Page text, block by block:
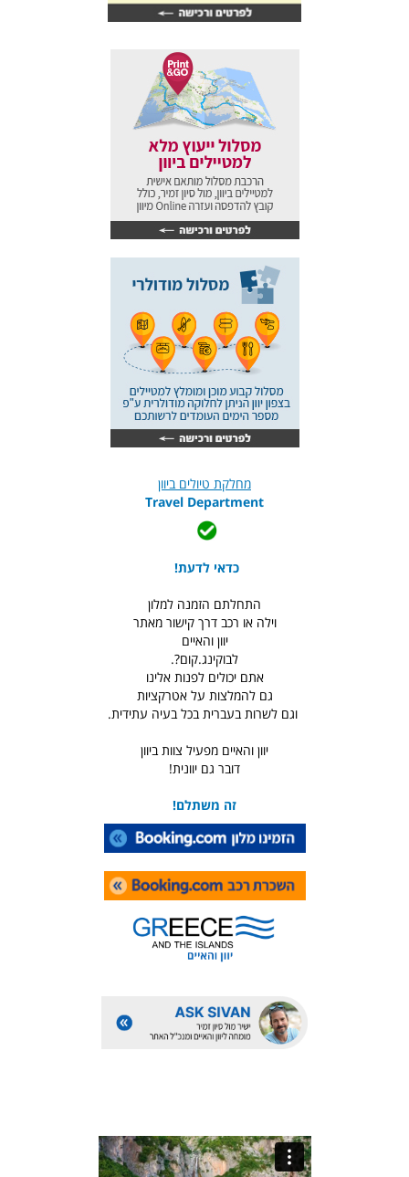
מחלקת טיולים ביוון
Travel Department
כדאי לדעת!
התחלתם הזמנה למלון
וילה או רכב דרך קישור מאתר
יוון והאיים
לבוקינג.קום?.
אתם יכולים לפנות אלינו
גם להמלצות על אטרקציות
וגם לשרות בעברית בכל בעיה עתידית.
יוון והאיים מפעיל צוות ביוון
דובר גם יוונית!
זה משתלם!